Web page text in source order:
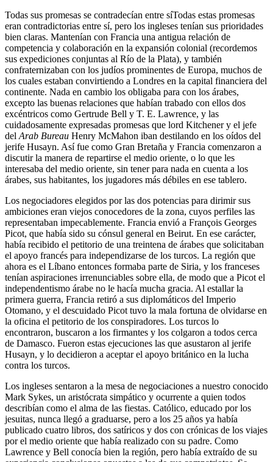
Todas sus promesas se contradecían entre síTodas estas promesas
eran contradictorias entre sí, pero los ingleses tenían sus prioridades
bien claras. Mantenían con Francia una antigua relación de
competencia y colaboración en la expansión colonial (recordemos
sus expediciones conjuntas al Río de la Plata), y también
confraternizaban con los judíos prominentes de Europa, muchos de
los cuales estaban convirtiendo a Londres en la capital financiera del
continente. Nada en cambio los obligaba para con los árabes,
excepto las buenas relaciones que habían trabado con ellos dos
excéntricos como Gertrude Bell y T. E. Lawrence, y las
cuidadosamente expresadas promesas que lord Kitchener y el jefe
del Arab Bureau Henry McMahon iban destilando en los oídos del
jerife Husayn. Así fue como Gran Bretaña y Francia comenzaron a
discutir la manera de repartirse el medio oriente, o lo que les
interesaba del medio oriente, sin tener para nada en cuenta a los
árabes, sus habitantes, los jugadores más débiles en ese tablero.
Los negociadores elegidos por las dos potencias para dirimir sus
ambiciones eran viejos conocedores de la zona, cuyos perfiles las
representaban impecablemente. Francia envió a François Georges
Picot, que había sido su cónsul general en Beirut. En ese carácter,
había recibido el petitorio de una treintena de árabes que solicitaban
el apoyo francés para independizarse de los turcos. La región que
ahora es el Líbano entonces formaba parte de Siria, y los franceses
tenían aspiraciones irrenunciables sobre ella, de modo que a Picot el
independentismo árabe no le hacía mucha gracia. Al estallar la
primera guerra, Francia retiró a sus diplomáticos del Imperio
Otomano, y el descuidado Picot tuvo la mala fortuna de olvidarse en
la oficina el petitorio de los conspiradores. Los turcos lo
encontraron, buscaron a los firmantes y los colgaron a todos cerca
de Damasco. Fueron estas ejecuciones las que asustaron al jerife
Husayn, y lo decidieron a aceptar el apoyo británico en la lucha
contra los turcos.
Los ingleses sentaron a la mesa de negociaciones a nuestro conocido
Mark Sykes, un aristócrata simpático y ocurrente a quien todos
describían como el alma de las fiestas. Católico, educado por los
jesuitas, nunca llegó a graduarse, pero a los 25 años ya había
publicado cuatro libros, dos satíricos y dos con crónicas de los viajes
por el medio oriente que había realizado con su padre. Como
Lawrence y Bell conocía bien la región, pero había extraído de su